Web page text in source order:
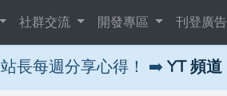
社群交流 開發專區 刊登廣告
站長每週分享心得！ ➡️ YT 頻道